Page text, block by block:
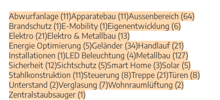
Abwurfanlage (11)11 Beiträge
Apparatebau (11)11 Beiträge
Aussenbereich (64)64
Brandschutz (1)1 Beitrag
E-Mobility (1)1 Beitrag
Eigenentwicklung (6)6 Beiträge
Elektro (21)21 Beiträge
Elektro & Metallbau (13)13 Beiträge
Energie Optimierung (5)5 Beiträge
Geländer (34)34 Beiträge
Handlauf (21)21
Installationen (1)1 Beitrag
LED Beleuchtung (4)4 Beiträge
Metallbau (127)127
Sicherheit (12)12 Beiträge
Sichtschutz (5)5 Beiträge
Smart Home (3)3 Beiträge
Solar (5)5
Stahlkonstruktion (11)11 Beiträge
Steuerung (8)8 Beiträge
Treppe (21)21 Beiträge
Türen (8)8
Unterstand (2)2 Beiträge
Verglasung (7)7 Beiträge
Wohnraumlüftung (2)2 Beiträge
Zentralstaubsauger (1)1 Beitrag